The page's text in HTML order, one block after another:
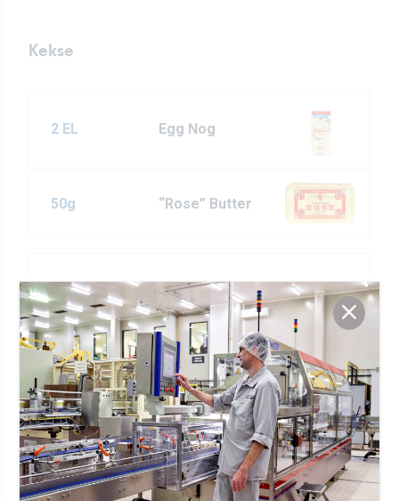
Kekse
2 EL Egg Nog
50g “Rose” Butter
2 EL Zucker
1 EL Honig
100g Mehl
75g gemahlene Mandeln
1/2 TL Zimt